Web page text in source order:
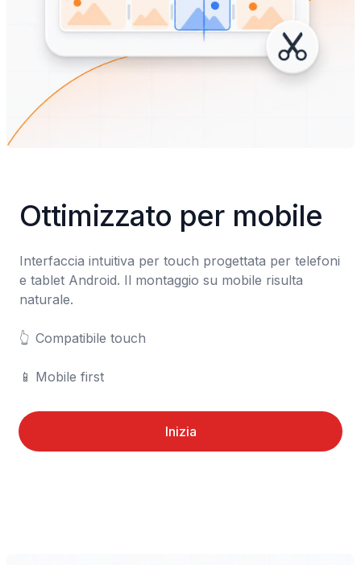
Ottimizzato per mobile
Interfaccia intuitiva per touch progettata per telefoni
e tablet Android. Il montaggio su mobile risulta
naturale.
👆	Compatibile touch
📱	Mobile first
Inizia